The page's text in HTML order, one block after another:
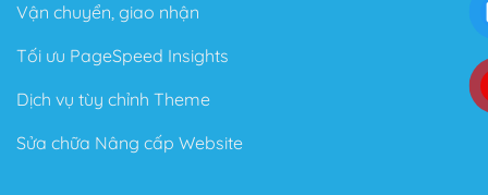
Vận chuyển, giao nhận
Tối ưu PageSpeed Insights
Dịch vụ tùy chỉnh Theme
Sửa chữa Nâng cấp Website